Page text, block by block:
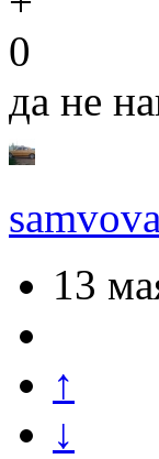
0
да не
13
↑
↓